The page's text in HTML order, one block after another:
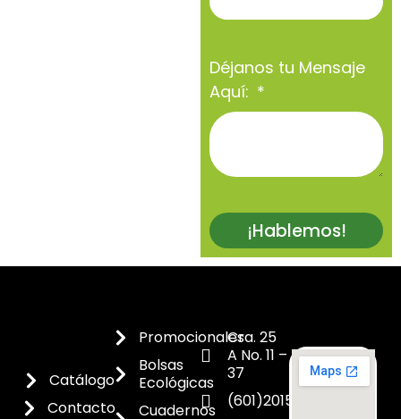
Déjanos tu Mensaje
Aquí:
¡Hablemos!
Catálogo
Contacto
Promocionales
Bolsas
Ecológicas
Cuadernos
Cra. 25
A No. 11 –
37
(601)2015300